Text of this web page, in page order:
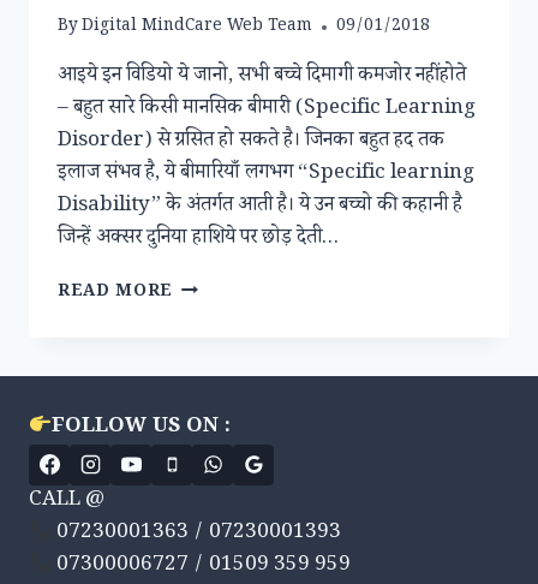
ByDigital MindCare Web Team 09/01/2018
आइये इन विडियो ये जानो, सभी बच्चे दिमागी कमजोर नहीं होते
– बहुत सारे किसी मानसिक बीमारी (Specific Learning
Disorder) से ग्रसित हो सकते है। जिनका बहुत हद तक
इलाज संभव है, ये बीमारियाँ लगभग “Specific learning
Disability” के अंतर्गत आती है। ये उन बच्चो की कहानी है
जिन्हें अक्सर दुनिया हाशिये पर छोड़ देती…
READ MORE इन
बच्चे
दिमागी
कमजोर
नहीं
–
बहुत
FOLLOW US ON :
CALL @
07230001363 / 07230001393
07300006727 / 01509 359 959